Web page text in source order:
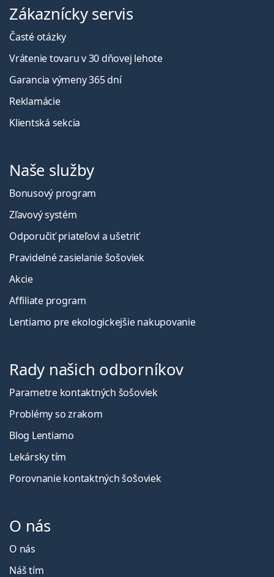
Zákaznícky servis
Časté otázky
Vrátenie tovaru v 30 dňovej lehote
Garancia výmeny 365 dní
Reklamácie
Klientská sekcia
Naše služby
Bonusový program
Zľavový systém
Odporučiť priateľovi a ušetriť
Pravidelné zasielanie šošoviek
Akcie
Affiliate program
Lentiamo pre ekologickejšie nakupovanie
Rady našich odborníkov
Parametre kontaktných šošoviek
Problémy so zrakom
Blog Lentiamo
Lekársky tím
Porovnanie kontaktných šošoviek
O nás
O nás
Náš tím